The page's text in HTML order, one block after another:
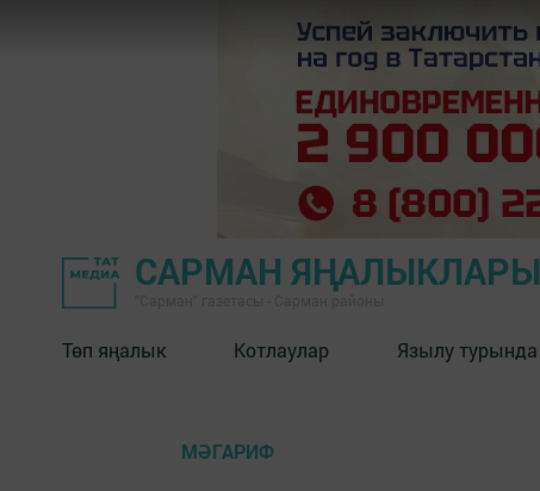
САРМАН ЯҢАЛЫКЛАРЫ
Төп яңалык Котлаулар Язылу турында
МӘГАРИФ